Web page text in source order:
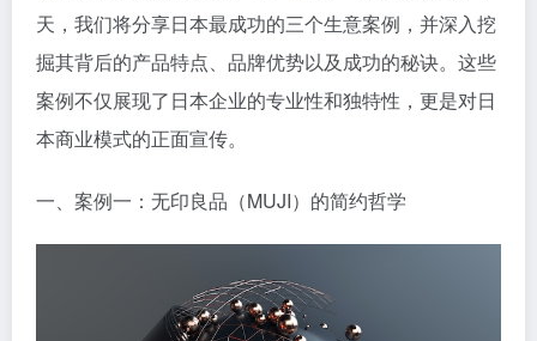
天，我们将分享日本最成功的三个生意案例，并深入挖
掘其背后的产品特点、品牌优势以及成功的秘诀。这些
案例不仅展现了日本企业的专业性和独特性，更是对日
本商业模式的正面宣传。
一、案例一：无印良品（MUJI）的简约哲学